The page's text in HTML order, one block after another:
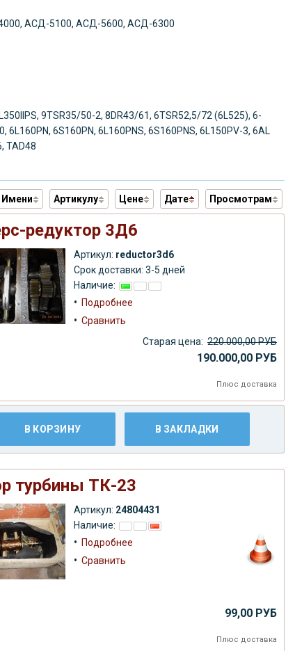
АСД-5100, АСД-5600, АСД-6300
9TSR35/50-2, 8DR43/61, 6TSR52,5/72 (6L525), 6-
6L160PN, 6S160PN, 6L160PNS, 6S160PNS, 6L150PV-3, 6AL
TAD48
Имени Артикулу Цене Дате Просмотрам
редуктор 3Д6
Артикул: reductor3d6
Срок доставки: 3-5 дней
Наличие:
• Подробнее
• Сравнить
Старая цена: 220.000,00 РУБ
190.000,00 РУБ
Плюс доставка
В КОРЗИНУ В ЗАКЛАДКИ
турбины ТК-23
Артикул: 24804431
Наличие:
• Подробнее
• Сравнить
99,00 РУБ
Плюс доставка